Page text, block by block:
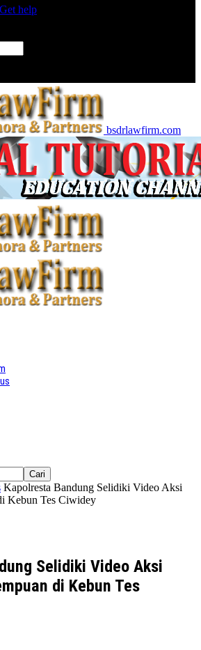
help
bsdrlawfirm.com
Kapolresta Bandung Selidiki Video Aksi
Kebun Tes Ciwidey
Selidiki Video Aksi
di Kebun Tes